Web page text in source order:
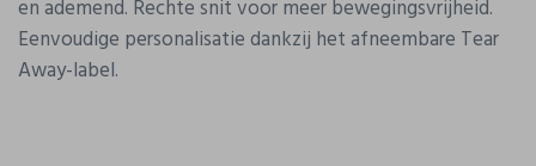
en ademend. Rechte snit voor meer bewegingsvrijheid.
Eenvoudige personalisatie dankzij het afneembare Tear
Away-label.